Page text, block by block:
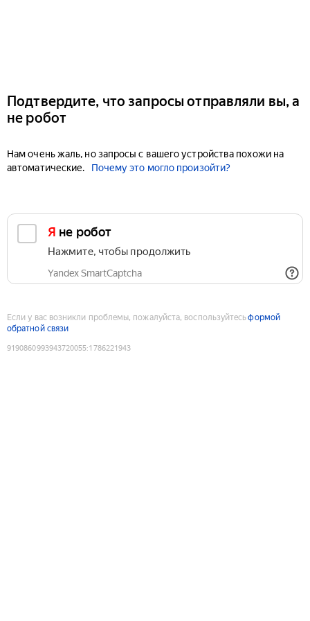
Подтвердите, что запросы отправляли вы, а
не робот
Нам очень жаль, но запросы с вашего устройства похожи на
автоматические.
Почему это могло произойти?
Я не робот
Нажмите, чтобы продолжить
Yandex SmartCaptcha
Если у вас возникли проблемы, пожалуйста, воспользуйтесьформой
обратной связи
9190860993943720055:1786221943